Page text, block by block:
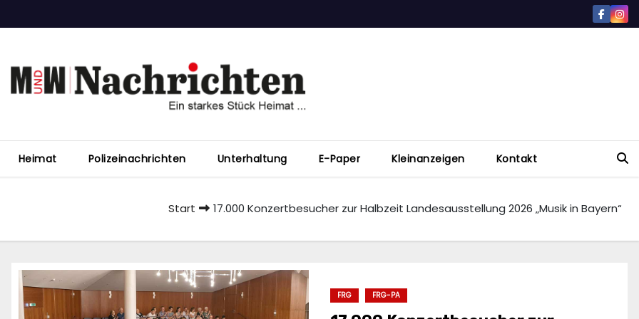
Heimat Polizeinachrichten Unterhaltung E-Paper Kleinanzeigen Kontakt
Start 17.000 Konzertbesucher zur Halbzeit Landesausstellung 2026 „Musik in Bayern“
FRG FRG-PA